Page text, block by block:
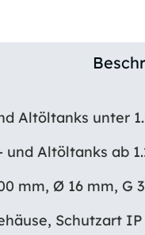
Altöltanks unter
Altöltanks ab
mm, Ø 16 mm, G
Schutzart